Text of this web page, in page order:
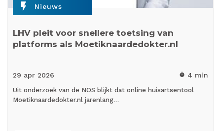
flash_on Nieuws
LHV pleit voor snellere toetsing van
platforms als Moetiknaardedokter.nl
29 apr 2026 timer 4 min
Uit onderzoek van de NOS blijkt dat online huisartsentool
Moetiknaardedokter.nl jarenlang…